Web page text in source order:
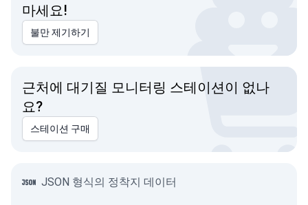
마세요!
불만 제기하기
근처에 대기질 모니터링 스테이션이 없나
요?
스테이션 구매
JSON 형식의 정착지 데이터